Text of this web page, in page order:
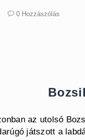
0 Hozzászólás
az utolsó
játszott a